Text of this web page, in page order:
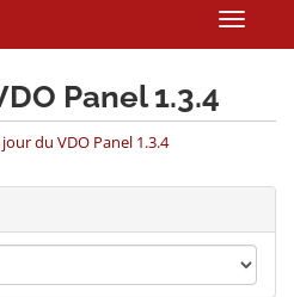
la
Panel 1.3.4
du VDO Panel 1.3.4